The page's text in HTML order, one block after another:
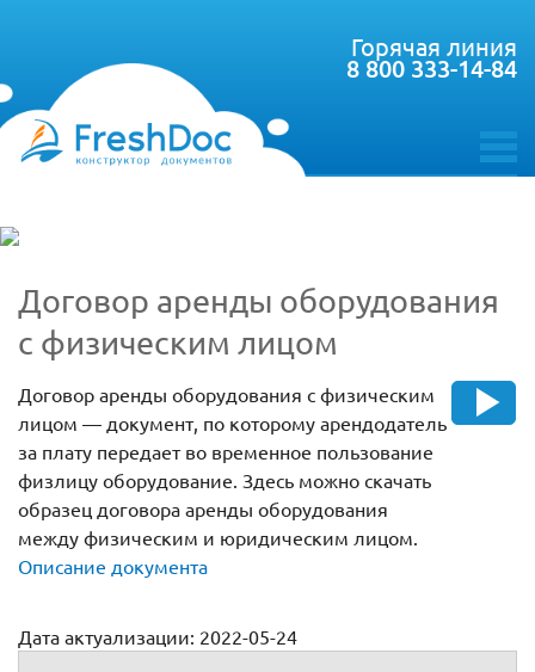
toggle
Горячая линия
8 800 333-14-84
Договор аренды оборудования
с физическим лицом
Договор аренды оборудования с физическим
лицом — документ, по которому арендодатель
за плату передает во временное пользование
физлицу оборудование. Здесь можно скачать
образец договора аренды оборудования
между физическим и юридическим лицом.
Описание документа
Дата актуализации: 2022-05-24